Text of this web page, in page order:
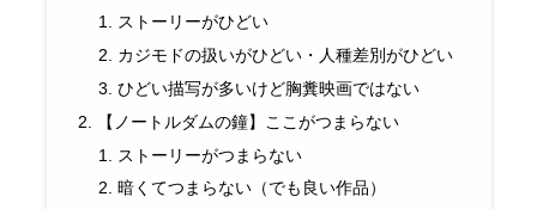
ストーリーがひどい
カジモドの扱いがひどい・人種差別がひどい
ひどい描写が多いけど胸糞映画ではない
【ノートルダムの鐘】ここがつまらない
ストーリーがつまらない
暗くてつまらない（でも良い作品）